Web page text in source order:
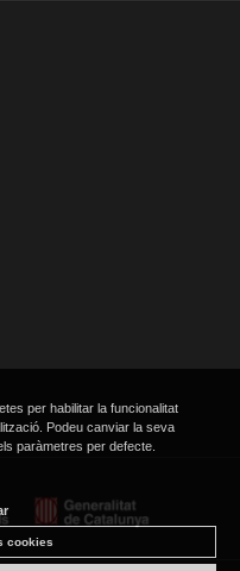
per habilitar la funcionalitat
Podeu canviar la seva
paràmetres per defecte.
cookies